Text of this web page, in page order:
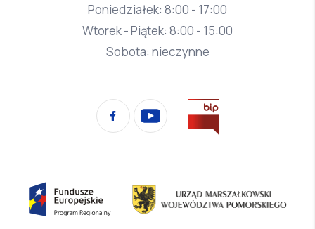
Poniedziałek: 8:00 - 17:00
Wtorek - Piątek: 8:00 - 15:00
Sobota: nieczynne
FacebookYouTube
Przejdź
Publicznej
Fundusze
Europejskie
Urząd
Marszałkowski